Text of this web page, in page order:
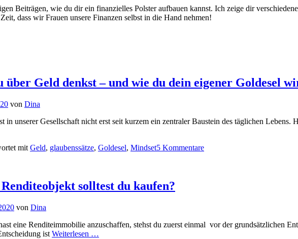
Beiträgen, wie du dir ein finanzielles Polster aufbauen kannst. Ich zeige dir
dass wir Frauen unsere Finanzen selbst in die Hand nehmen!
über Geld denkst – und wie du dein eigener Goldesel
von Dina
in unserer Gesellschaft nicht erst seit kurzem ein zentraler Baustein des täglichen
mit Geld, glaubenssätze, Goldesel, Mindset5 Kommentare
solltest du kaufen?
von Dina
eine Renditeimmobilie anzuschaffen, stehst du zuerst einmal vor der grundsätzlichen
ist Weiterlesen …